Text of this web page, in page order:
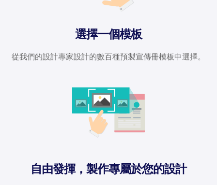
選擇一個模板
從我們的設計專家設計的數百種預製宣傳冊模板中選擇。
自由發揮，製作專屬於您的設計